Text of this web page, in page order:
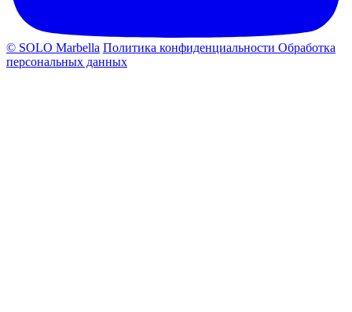
© SOLO Marbella Политика конфиденциальности Обработка
персональных данных